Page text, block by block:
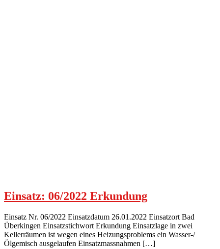
Einsatz: 06/2022 Erkundung
Einsatz Nr. 06/2022 Einsatzdatum 26.01.2022 Einsatzort Bad
Überkingen Einsatzstichwort Erkundung Einsatzlage in zwei
Kellerräumen ist wegen eines Heizungsproblems ein Wasser-/
Ölgemisch ausgelaufen Einsatzmassnahmen […]